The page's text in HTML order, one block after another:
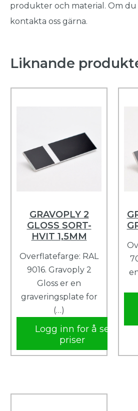
produkter och material. Om du
kontakta oss gärna.
Liknande
GRAVOPLY 2
GLOSS SORT-
HVIT 1,5MM
Overflatefarge: RAL
9016. Gravoply 2
Gloss er en
graveringsplate for
(…)
Logg inn for å se
priser